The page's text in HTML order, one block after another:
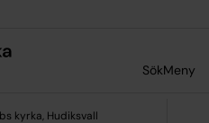
SökMeny
kyrka, Hudiksvall